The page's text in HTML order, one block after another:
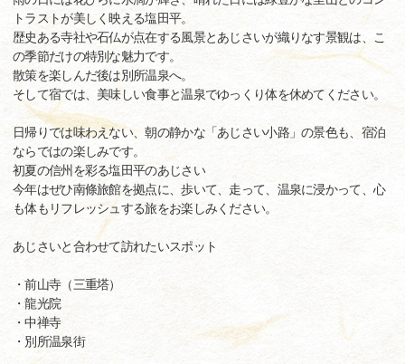
トラストが美しく映える塩田平。
歴史ある寺社や石仏が点在する風景とあじさいが織りなす景観は、こ
の季節だけの特別な魅力です。
散策を楽しんだ後は別所温泉へ。
そして宿では、美味しい食事と温泉でゆっくり体を休めてください。
日帰りでは味わえない、朝の静かな「あじさい小路」の景色も、宿泊
ならではの楽しみです。
初夏の信州を彩る塩田平のあじさい
今年はぜひ南條旅館を拠点に、歩いて、走って、温泉に浸かって、心
も体もリフレッシュする旅をお楽しみください。
あじさいと合わせて訪れたいスポット
・前山寺（三重塔）
・龍光院
・中禅寺
・別所温泉街